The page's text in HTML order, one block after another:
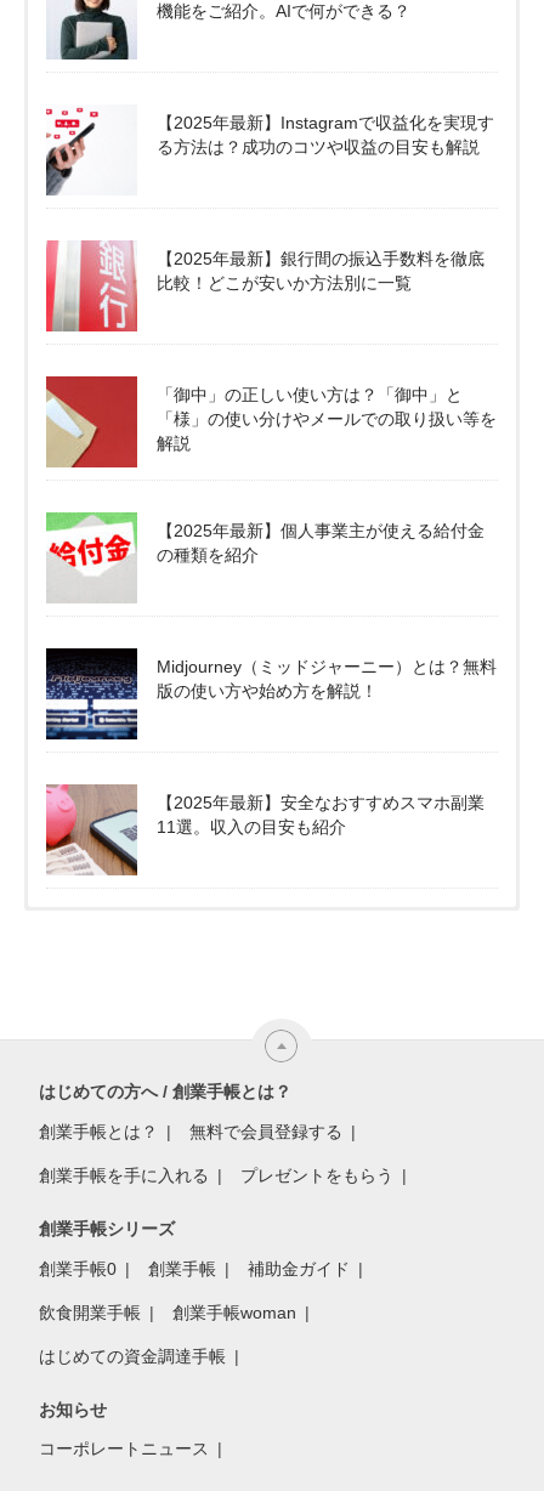
機能をご紹介。AIで何ができる？
【2025年最新】Instagramで収益化を実現す
る方法は？成功のコツや収益の目安も解説
【2025年最新】銀行間の振込手数料を徹底
比較！どこが安いか方法別に一覧
「御中」の正しい使い方は？「御中」と
「様」の使い分けやメールでの取り扱い等を
解説
【2025年最新】個人事業主が使える給付金
の種類を紹介
Midjourney（ミッドジャーニー）とは？無料
版の使い方や始め方を解説！
【2025年最新】安全なおすすめスマホ副業
11選。収入の目安も紹介
はじめての方へ / 創業手帳とは？
創業手帳とは？ 無料で会員登録する
創業手帳を手に入れる プレゼントをもらう
創業手帳シリーズ
創業手帳0 創業手帳 補助金ガイド
飲食開業手帳 創業手帳woman
はじめての資金調達手帳
お知らせ
コーポレートニュース